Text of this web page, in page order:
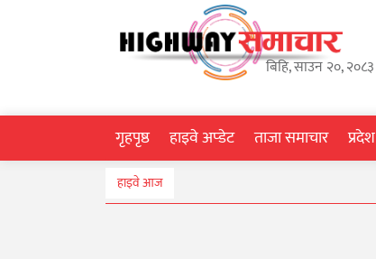
बिहि, साउन २०, २०८३
गृहपृष्ठ हाइवे अप्डेट ताजा समाचार प्रदेश
हाइवे आज